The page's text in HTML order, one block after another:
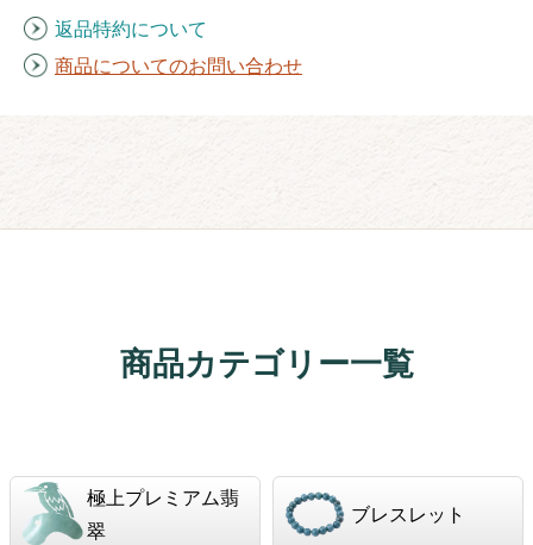
返品特約について
商品についてのお問い合わせ
商品カテゴリー一覧
極上プレミアム翡
翠
ブレスレット